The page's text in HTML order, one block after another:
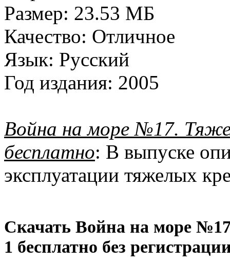
Размер: 23.53 МБ
Качество: Отличное
Язык: Русский
Год издания: 2005
Война на море №17.
бесплатно: В выпуске
эксплуатации тяжелых
Скачать Война на море
1 бесплатно без